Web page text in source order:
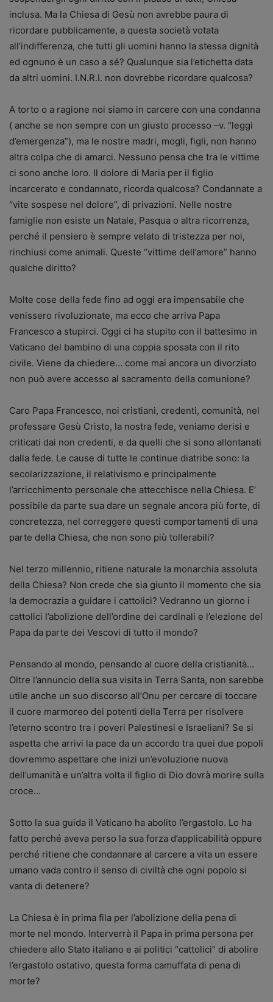
inclusa. Ma la Chiesa di Gesù non avrebbe paura di
ricordare pubblicamente, a questa società votata
all’indifferenza, che tutti gli uomini hanno la stessa dignità
ed ognuno è un caso a sé? Qualunque sia l’etichetta data
da altri uomini. I.N.R.I. non dovrebbe ricordare qualcosa?
A torto o a ragione noi siamo in carcere con una condanna
( anche se non sempre con un giusto processo –v. “leggi
d’emergenza”), ma le nostre madri, mogli, figli, non hanno
altra colpa che di amarci. Nessuno pensa che tra le vittime
ci sono anche loro. Il dolore di Maria per il figlio
incarcerato e condannato, ricorda qualcosa? Condannate a
“vite sospese nel dolore”, di privazioni. Nelle nostre
famiglie non esiste un Natale, Pasqua o altra ricorrenza,
perché il pensiero è sempre velato di tristezza per noi,
rinchiusi come animali. Queste “vittime dell’amore” hanno
qualche diritto?
Molte cose della fede fino ad oggi era impensabile che
venissero rivoluzionate, ma ecco che arriva Papa
Francesco a stupirci. Oggi ci ha stupito con il battesimo in
Vaticano del bambino di una coppia sposata con il rito
civile. Viene da chiedere… come mai ancora un divorziato
non può avere accesso al sacramento della comunione?
Caro Papa Francesco, noi cristiani, credenti, comunità, nel
professare Gesù Cristo, la nostra fede, veniamo derisi e
criticati dai non credenti, e da quelli che si sono allontanati
dalla fede. Le cause di tutte le continue diatribe sono: la
secolarizzazione, il relativismo e principalmente
l’arricchimento personale che attecchisce nella Chiesa. E’
possibile da parte sua dare un segnale ancora più forte, di
concretezza, nel correggere questi comportamenti di una
parte della Chiesa, che non sono più tollerabili?
Nel terzo millennio, ritiene naturale la monarchia assoluta
della Chiesa? Non crede che sia giunto il momento che sia
la democrazia a guidare i cattolici? Vedranno un giorno i
cattolici l’abolizione dell’ordine dei cardinali e l’elezione del
Papa da parte dei Vescovi di tutto il mondo?
Pensando al mondo, pensando al cuore della cristianità…
Oltre l’annuncio della sua visita in Terra Santa, non sarebbe
utile anche un suo discorso all’Onu per cercare di toccare
il cuore marmoreo dei potenti della Terra per risolvere
l’eterno scontro tra i poveri Palestinesi e Israeliani? Se si
aspetta che arrivi la pace da un accordo tra quei due popoli
dovremmo aspettare che inizi un’evoluzione nuova
dell’umanità e un’altra volta il figlio di Dio dovrà morire sulla
croce…
Sotto la sua guida il Vaticano ha abolito l’ergastolo. Lo ha
fatto perché aveva perso la sua forza d’applicabilità oppure
perché ritiene che condannare al carcere a vita un essere
umano vada contro il senso di civiltà che ogni popolo si
vanta di detenere?
La Chiesa è in prima fila per l’abolizione della pena di
morte nel mondo. Interverrà il Papa in prima persona per
chiedere allo Stato italiano e ai politici “cattolici” di abolire
l’ergastolo ostativo, questa forma camuffata di pena di
morte?